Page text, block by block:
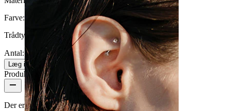
Farve:
Trådtykkelse:
1,2 mm (Passer til 1,6 mm dermals)
Antal: 1
Skift
Læg i kurv
Produktanmeldelser
Der er ingen anmeldelser af dette produkt endnu